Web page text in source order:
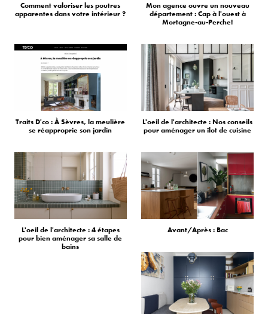
Comment valoriser les poutres
apparentes dans votre intérieur ?
Mon agence ouvre un nouveau
département : Cap à l'ouest à
Mortagne-au-Perche!
Traits D'co : À Sèvres, la meulière
se réapproprie son jardin
L'oeil de l'architecte : Nos conseils
pour aménager un îlot de cuisine
L'oeil de l'architecte : 4 étapes
pour bien aménager sa salle de
bains
Avant/Après : Bac